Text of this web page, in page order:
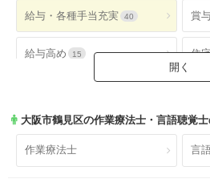
給与・各種手当充実 40 賞
給与高め 15 住
就業時間・休日が魅力 土
日祝休み 7 土
大阪市鶴見区の作業療法士・言語聴覚
作業療法士 言